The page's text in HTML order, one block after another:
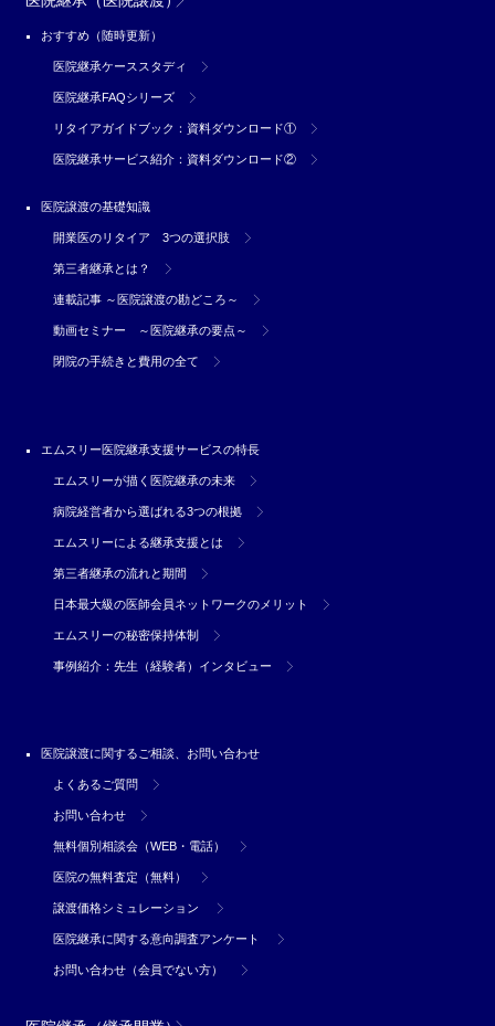
おすすめ（随時更新）
医院継承ケーススタディ
医院継承FAQシリーズ
リタイアガイドブック：資料ダウンロード①
医院継承サービス紹介：資料ダウンロード②
医院譲渡の基礎知識
開業医のリタイア 3つの選択肢
第三者継承とは？
連載記事 ～医院譲渡の勘どころ～
動画セミナー ～医院継承の要点～
閉院の手続きと費用の全て
エムスリー医院継承支援サービスの特長
エムスリーが描く医院継承の未来
病院経営者から選ばれる3つの根拠
エムスリーによる継承支援とは
第三者継承の流れと期間
日本最大級の医師会員ネットワークのメリット
エムスリーの秘密保持体制
事例紹介：先生（経験者）インタビュー
医院譲渡に関するご相談、お問い合わせ
よくあるご質問
お問い合わせ
無料個別相談会（WEB・電話）
医院の無料査定（無料）
譲渡価格シミュレーション
医院継承に関する意向調査アンケート
お問い合わせ（会員でない方）